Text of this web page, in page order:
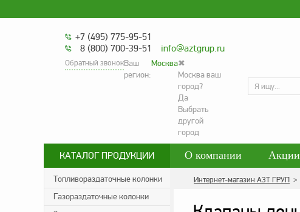
+7 (495) 775-95-51
8 (800) 700-39-51
info@aztgrup.ru
Обратный звонокВаш
регион:
Москва✖
Москва ваш
город?
Да
Выбрать
другой
город
КАТАЛОГ ПРОДУКЦИИ
Топливораздаточные колонки
Газораздаточные колонки
О компании Акции
Контакты
Политика
Интернет-магазин АЗТ ГРУП >